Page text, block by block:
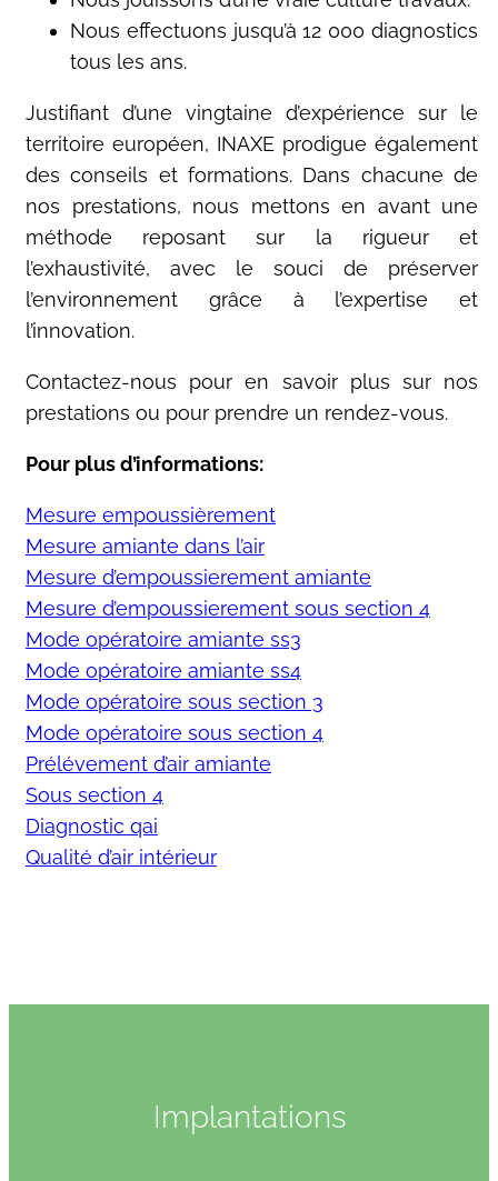
Nous effectuons jusqu’à 12 000 diagnostics
tous les ans.
Justifiant d’une vingtaine d’expérience sur le
territoire européen, INAXE prodigue également
des conseils et formations. Dans chacune de
nos prestations, nous mettons en avant une
méthode reposant sur la rigueur et
l’exhaustivité, avec le souci de préserver
l’environnement grâce à l’expertise et
l’innovation.
Contactez-nous pour en savoir plus sur nos
prestations ou pour prendre un rendez-vous.
Pour plus d’informations:
Mesure empoussièrement
Mesure amiante dans l’air
Mesure d’empoussierement amiante
Mesure d’empoussierement sous section 4
Mode opératoire amiante ss3
Mode opératoire amiante ss4
Mode opératoire sous section 3
Mode opératoire sous section 4
Prélévement d’air amiante
Sous section 4
Diagnostic qai
Qualité d’air intérieur
Implantations